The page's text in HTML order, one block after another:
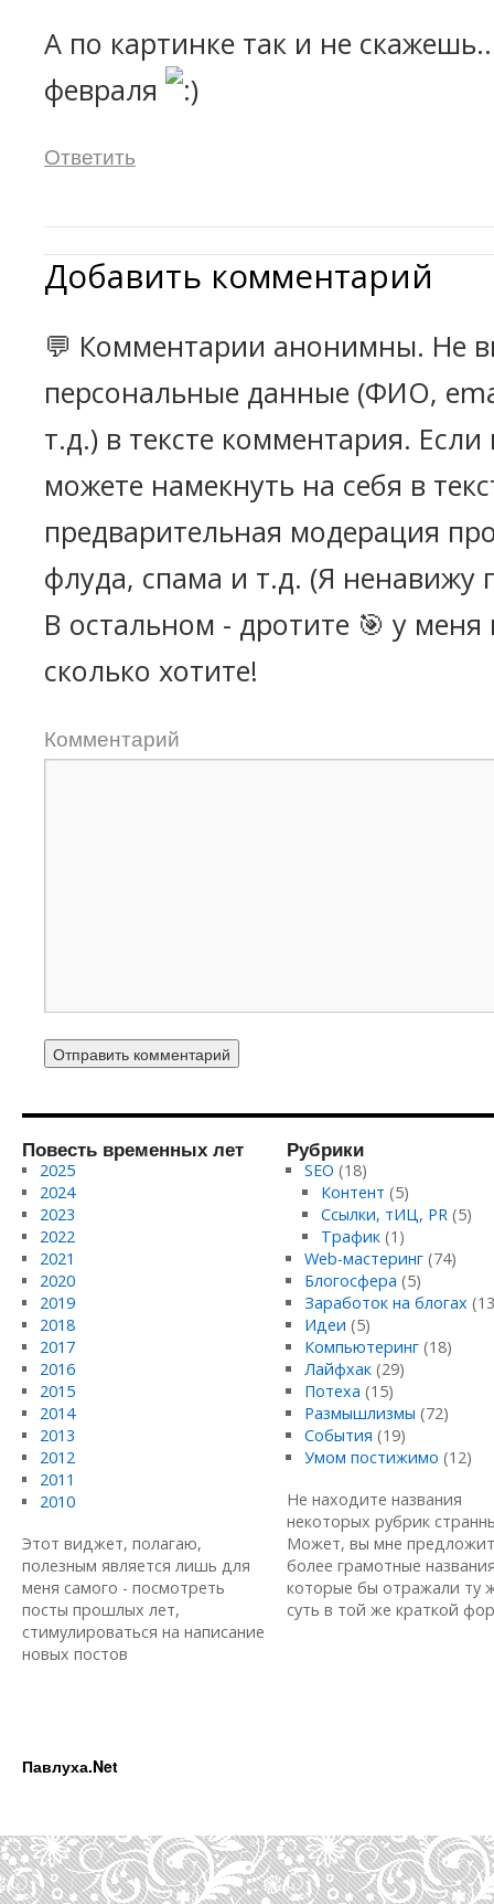
А по картинке так и не
февраля
Ответить
Добавить комментарий
💬 Комментарии анонимны. Не
персональные данные (ФИО,
т.д.) в тексте комментария.
можете намекнуть на себя в
предварительная модерация
флуда, спама и т.д. (Я ненавижу
В остальном - дротите 🎯 у
сколько хотите!
Комментарий
Повесть временных лет
2025
2024
2023
2022
2021
2020
2019
2018
2017
2016
2015
2014
2013
2012
2011
2010
Этот виджет, полагаю,
полезным является лишь для
меня самого - посмотреть
посты прошлых лет,
стимулироваться на написание
новых постов
Рубрики
SEO (18)
Контент (5)
Ссылки, тИЦ, PR (5)
Трафик (1)
Web-мастеринг(74)
Блогосфера (5)
Заработок на блогах
Идеи (5)
Компьютеринг(18)
Лайфхак(29)
Потеха (15)
Размышлизмы (72)
События (19)
Умом постижимо (12)
Не находите названия
некоторых рубрик
Может, вы мне
более грамотные
которые бы отражали ту
суть в той же краткой
Павлуха.Net